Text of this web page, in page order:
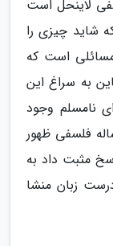
لاینحل است
شاید چیزی را
است که
به سراغ این
نامسلم وجود
فلسفی ظهور
مثبت داد به
زبان منشا